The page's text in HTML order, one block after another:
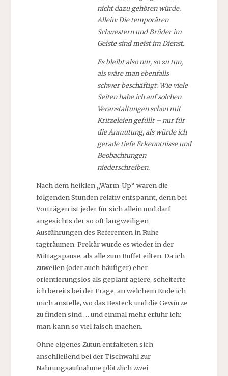
nicht dazu gehören würde.
Allein: Die temporären
Schwestern und Brüder im
Geiste sind meist im Dienst.
Es bleibt also nur, so zu tun,
als wäre man ebenfalls
schwer beschäftigt: Wie viele
Seiten habe ich auf solchen
Veranstaltungen schon mit
Kritzeleien gefüllt – nur für
die Anmutung, als würde ich
gerade tiefe Erkenntnisse und
Beobachtungen
niederschreiben.
Nach dem heiklen „Warm-Up“ waren die
folgenden Stunden relativ entspannt, denn bei
Vorträgen ist jeder für sich allein und darf
angesichts der so oft langweiligen
Ausführungen des Referenten in Ruhe
tagträumen. Prekär wurde es wieder in der
Mittagspause, als alle zum Buffet eilten. Da ich
zuweilen (oder auch häufiger) eher
orientierungslos als geplant agiere, scheiterte
ich bereits bei der Frage, an welchem Ende ich
mich anstelle, wo das Besteck und die Gewürze
zu finden sind … und einmal mehr erfuhr ich:
man kann so viel falsch machen.
Ohne eigenes Zutun entfalteten sich
anschließend bei der Tischwahl zur
Nahrungsaufnahme plötzlich zwei